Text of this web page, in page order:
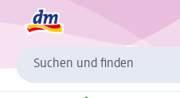
Suchen und finden